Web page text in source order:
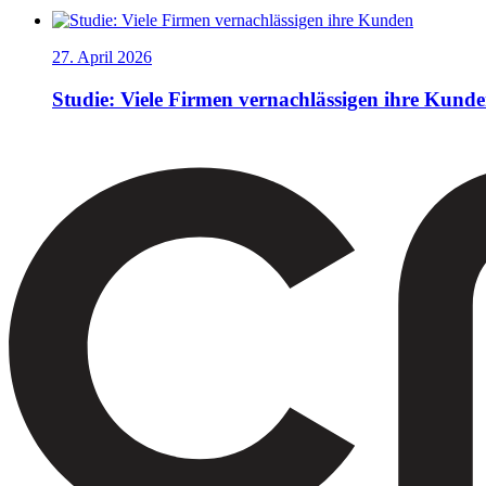
27. April 2026
Studie: Viele Firmen vernachlässigen ihre